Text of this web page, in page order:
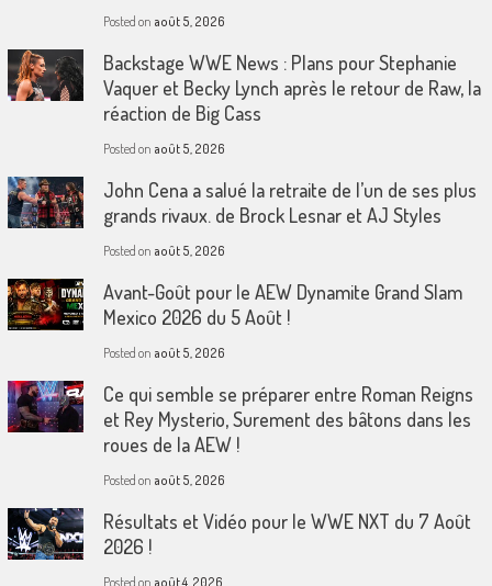
Posted on août 5, 2026
Backstage WWE News : Plans pour Stephanie
Vaquer et Becky Lynch après le retour de Raw, la
réaction de Big Cass
Posted on août 5, 2026
John Cena a salué la retraite de l’un de ses plus
grands rivaux. de Brock Lesnar et AJ Styles
Posted on août 5, 2026
Avant-Goût pour le AEW Dynamite Grand Slam
Mexico 2026 du 5 Août !
Posted on août 5, 2026
Ce qui semble se préparer entre Roman Reigns
et Rey Mysterio, Surement des bâtons dans les
roues de la AEW !
Posted on août 5, 2026
Résultats et Vidéo pour le WWE NXT du 7 Août
2026 !
Posted on août 4, 2026